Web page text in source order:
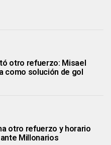
otro refuerzo: Misael
como solución de gol
otro refuerzo y horario
Millonarios